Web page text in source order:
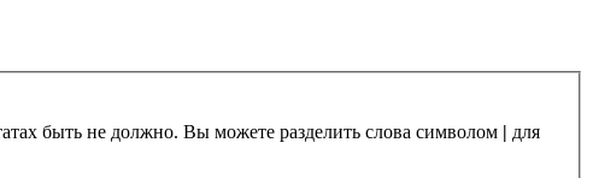
быть не должно. Вы можете разделить слова символом | для